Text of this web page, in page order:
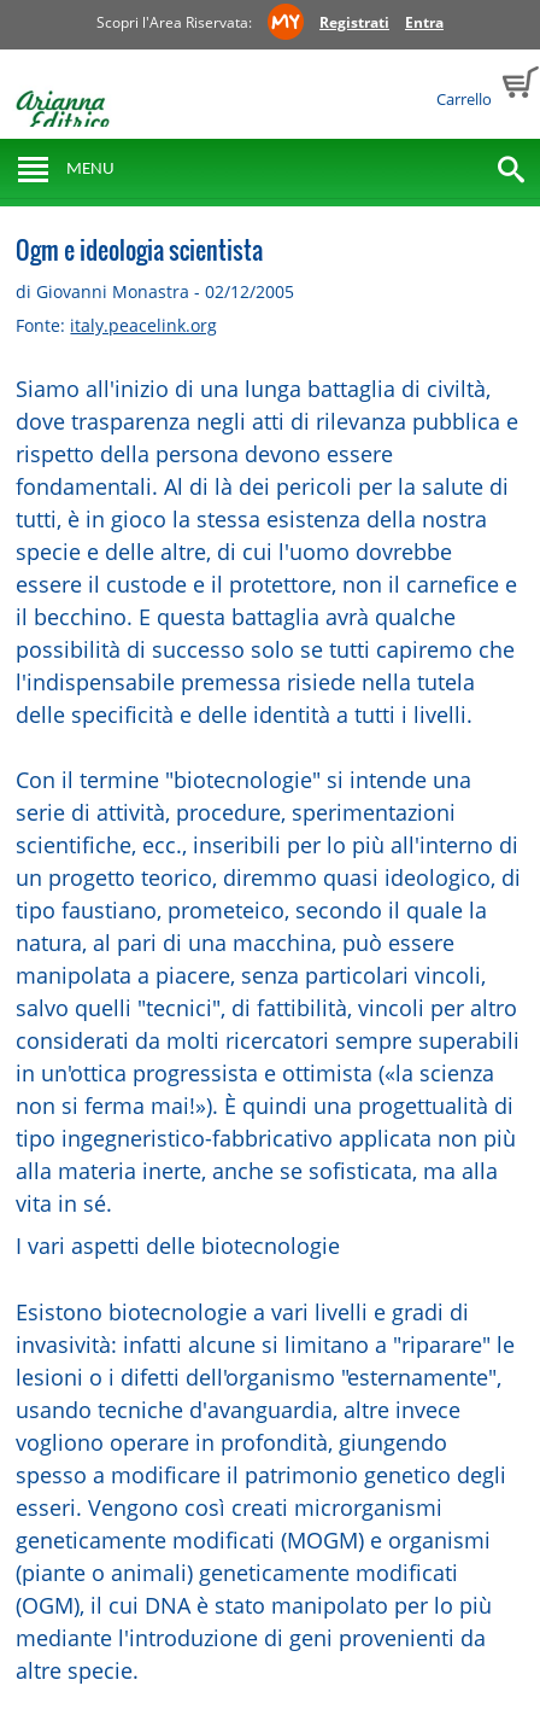
Scopri l'Area Riservata: Registrati Entra
Carrello
MENU
Ogm e ideologia scientista
di Giovanni Monastra - 02/12/2005
Fonte: italy.peacelink.org
Siamo all'inizio di una lunga battaglia di civiltà,
dove trasparenza negli atti di rilevanza pubblica e
rispetto della persona devono essere
fondamentali. Al di là dei pericoli per la salute di
tutti, è in gioco la stessa esistenza della nostra
specie e delle altre, di cui l'uomo dovrebbe
essere il custode e il protettore, non il carnefice e
il becchino. E questa battaglia avrà qualche
possibilità di successo solo se tutti capiremo che
l'indispensabile premessa risiede nella tutela
delle specificità e delle identità a tutti i livelli.
Con il termine "biotecnologie" si intende una
serie di attività, procedure, sperimentazioni
scientifiche, ecc., inseribili per lo più all'interno di
un progetto teorico, diremmo quasi ideologico, di
tipo faustiano, prometeico, secondo il quale la
natura, al pari di una macchina, può essere
manipolata a piacere, senza particolari vincoli,
salvo quelli "tecnici", di fattibilità, vincoli per altro
considerati da molti ricercatori sempre superabili
in un'ottica progressista e ottimista («la scienza
non si ferma mai!»). È quindi una progettualità di
tipo ingegneristico-fabbricativo applicata non più
alla materia inerte, anche se sofisticata, ma alla
vita in sé.
I vari aspetti delle biotecnologie
Esistono biotecnologie a vari livelli e gradi di
invasività: infatti alcune si limitano a "riparare" le
lesioni o i difetti dell'organismo "esternamente",
usando tecniche d'avanguardia, altre invece
vogliono operare in profondità, giungendo
spesso a modificare il patrimonio genetico degli
esseri. Vengono così creati microrganismi
geneticamente modificati (MOGM) e organismi
(piante o animali) geneticamente modificati
(OGM), il cui DNA è stato manipolato per lo più
mediante l'introduzione di geni provenienti da
altre specie.